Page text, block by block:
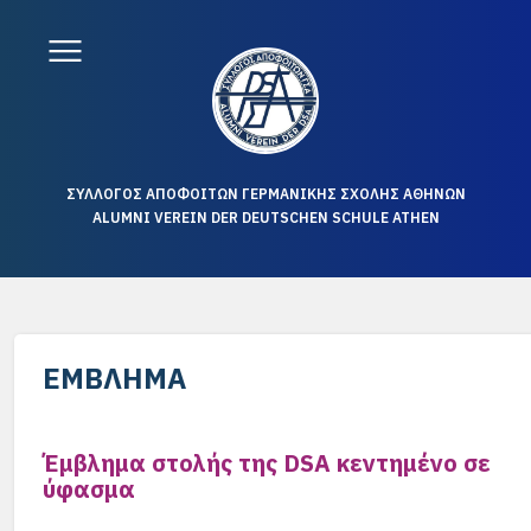
ΣΥΛΛΟΓΟΣ ΑΠΟΦΟΙΤΩΝ ΓΕΡΜΑΝΙΚΗΣ ΣΧΟΛΗΣ ΑΘΗΝΩΝ
ALUMNI VEREIN DER DEUTSCHEN SCHULE ATHEN
ΈΜΒΛΗΜΑ
Έμβλημα στολής της DSA κεντημένο σε
ύφασμα